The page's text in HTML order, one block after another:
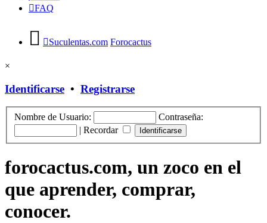
FAQ
Suculentas.com Forocactus
×
Identificarse • Registrarse
Nombre de Usuario:
Contraseña:
| Recordar
forocactus.com, un zoco en el
que aprender, comprar,
conocer.